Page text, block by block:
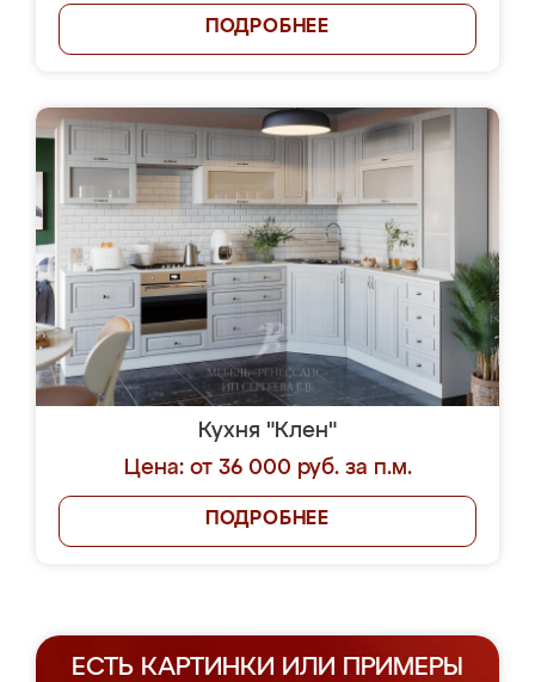
ПОДРОБНЕЕ
Кухня "Клен"
Цена: от 36 000 руб. за п.м.
ПОДРОБНЕЕ
ЕСТЬ КАРТИНКИ ИЛИ ПРИМЕРЫ